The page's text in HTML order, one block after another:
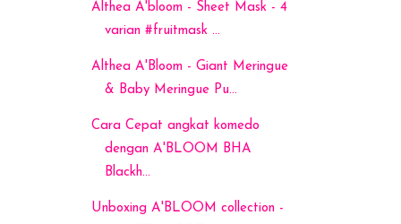
Althea A'bloom - Sheet Mask - 4
varian #fruitmask ...
Althea A'Bloom - Giant Meringue
& Baby Meringue Pu...
Cara Cepat angkat komedo
dengan A'BLOOM BHA
Blackh...
Unboxing A'BLOOM collection -